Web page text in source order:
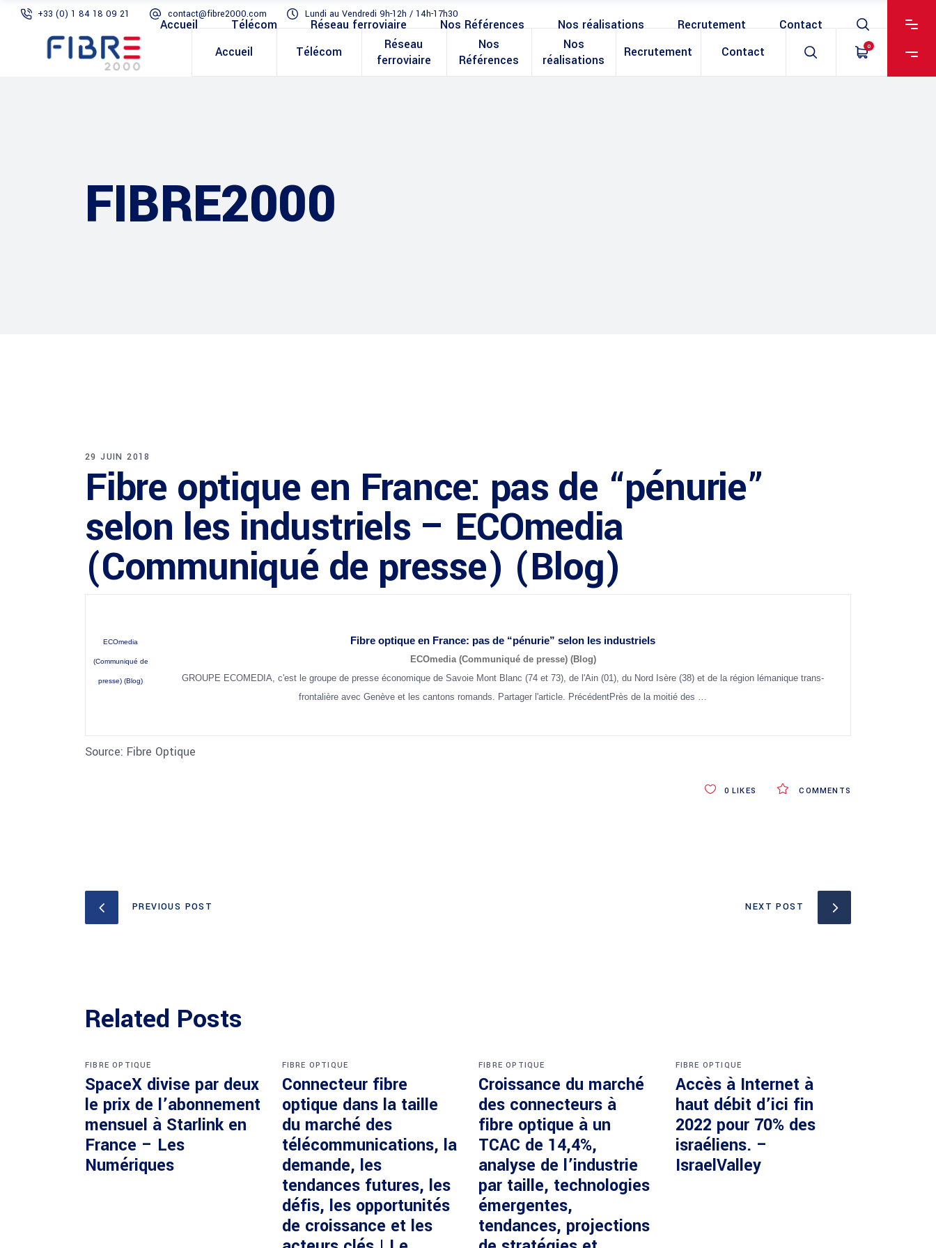
+33 (0) 1 84 18 09 21 contact@fibre2000.com Lundi au Vendredi 9h-12h / 14h-17h30
Accueil Télécom
Réseau
ferroviaire
Nos
Références
Nos
réalisations
Recrutement Contact 0
Accueil Télécom Réseau ferroviaire Nos Références Nos réalisations Recrutement Contact
FIBRE2000
29 JUIN 2018
Fibre optique en France: pas de “pénurie”
selon les industriels – ECOmedia
(Communiqué de presse) (Blog)
ECOmedia
(Communiqué de
presse) (Blog)
Fibre optique en France: pas de “pénurie” selon les industriels
ECOmedia (Communiqué de presse) (Blog)
GROUPE ECOMEDIA, c'est le groupe de presse économique de Savoie Mont Blanc (74 et 73), de l'Ain (01), du Nord Isère (38) et de la région lémanique trans-
frontalière avec Genève et les cantons romands. Partager l'article. PrécédentPrès de la moitié des …
Source: Fibre Optique
COMMENTS
0 LIKES
PREVIOUS POST NEXT POST
Related Posts
FIBRE OPTIQUE
SpaceX divise par deux
le prix de l’abonnement
mensuel à Starlink en
France – Les
Numériques
FIBRE OPTIQUE
Connecteur fibre
optique dans la taille
du marché des
télécommunications, la
demande, les
tendances futures, les
défis, les opportunités
de croissance et les
FIBRE OPTIQUE
Croissance du marché
des connecteurs à
fibre optique à un
TCAC de 14,4%,
analyse de l’industrie
par taille, technologies
émergentes,
tendances, projections
FIBRE OPTIQUE
Accès à Internet à
haut débit d’ici fin
2022 pour 70% des
israéliens. –
IsraelValley